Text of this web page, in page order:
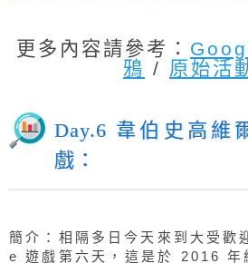
更多內容請參考：
Day.6 韋伯史高維